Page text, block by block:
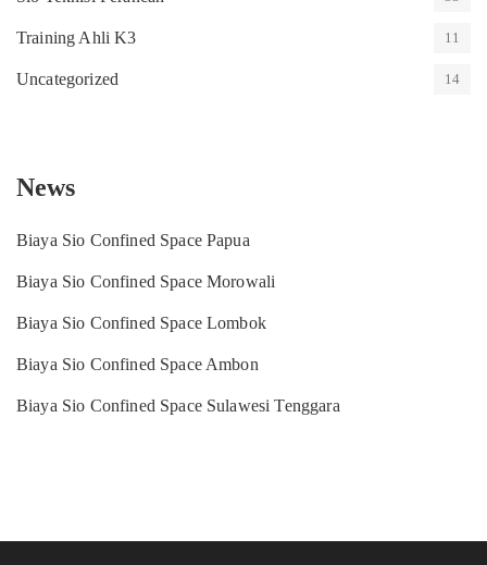
Training Ahli K3 11
Uncategorized 14
News
Biaya Sio Confined Space Papua
Biaya Sio Confined Space Morowali
Biaya Sio Confined Space Lombok
Biaya Sio Confined Space Ambon
Biaya Sio Confined Space Sulawesi Tenggara